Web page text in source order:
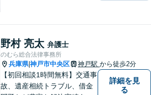
で進めるようにしています。
お困りの際は、ぜひご相談く
ださい。
野村 亮太 弁護士
のむら総合法律事務所
兵庫県|神戸市中央区 神戸駅 から徒歩2分
【初回相談1時間無料】交通事
故、遺産相続トラブル、借金
詳細を見
る